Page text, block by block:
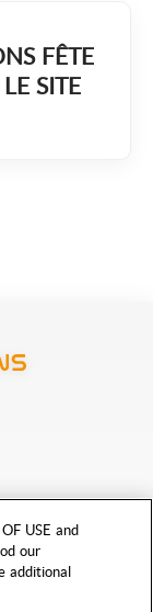
FÊTE
SITE
USE and
our
additional